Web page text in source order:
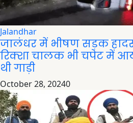
Jalandhar
जालंधर में भीषण सड़क
रिक्शा चालक भी चपेट में
थी गाड़ी
October 28, 20240